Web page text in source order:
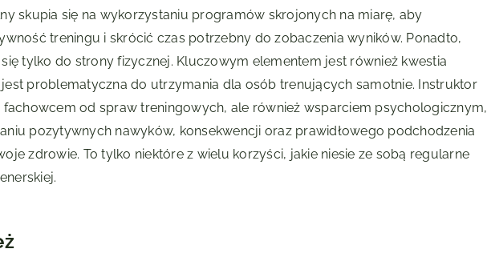
skupia się na wykorzystaniu programów skrojonych na miarę, aby
treningu i skrócić czas potrzebny do zobaczenia wyników. Ponadto,
tylko do strony fizycznej. Kluczowym elementem jest również kwestia
problematyczna do utrzymania dla osób trenujących samotnie. Instruktor
od spraw treningowych, ale również wsparciem psychologicznym,
pozytywnych nawyków, konsekwencji oraz prawidłowego podchodzenia
zdrowie. To tylko niektóre z wielu korzyści, jakie niesie ze sobą regularne